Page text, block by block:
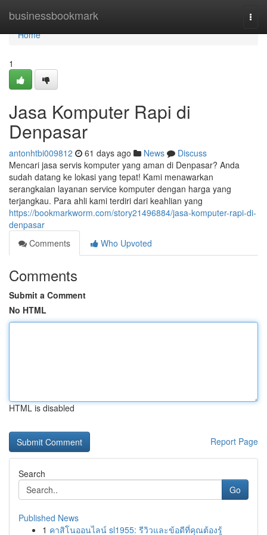
businessbookmark
Home
Home
1
Jasa Komputer Rapi di
Denpasar
antonhtbi009812 61 days ago News
Discuss
Mencari jasa servis komputer yang aman di Denpasar? Anda
sudah datang ke lokasi yang tepat! Kami menawarkan
serangkaian layanan service komputer dengan harga yang
terjangkau. Para ahli kami terdiri dari keahlian yang
https://bookmarkworm.com/story21496884/jasa-komputer-rapi-di-
denpasar
Comments
Who Upvoted
Comments
Submit a Comment
No HTML
HTML is disabled
Report Page
Search
Go
Published News
1 คาสิโนออนไลน์ sl1955: รีวิวและข้อดีที่คุณต้องรู้